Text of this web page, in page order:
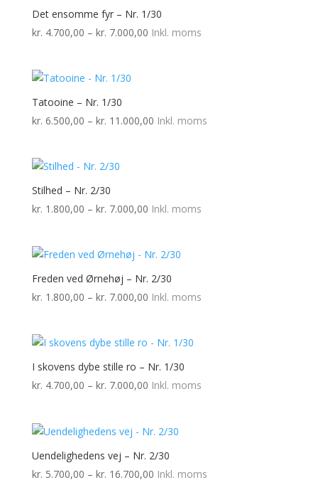
Det ensomme fyr – Nr. 1/30
kr. 4.700,00 – kr. 7.000,00Prisinterval:
Inkl. moms
Tatooine – Nr. 1/30
kr. 6.500,00 – kr. 11.000,00Prisinterval:
Inkl. moms
Stilhed – Nr. 2/30
kr. 1.800,00 – kr. 7.000,00Prisinterval:
kr. 7.000,00
Inkl. moms
Freden ved Ørnehøj – Nr. 2/30
kr. 1.800,00 – kr. 7.000,00Prisinterval:
kr. 7.000,00
Inkl. moms
I skovens dybe stille ro – Nr. 1/30
kr. 4.700,00 – kr. 7.000,00Prisinterval:
kr. 7.000,00
Inkl. moms
Uendelighedens vej – Nr. 2/30
kr. 5.700,00 – kr. 16.700,00Prisinterval:
Inkl. moms